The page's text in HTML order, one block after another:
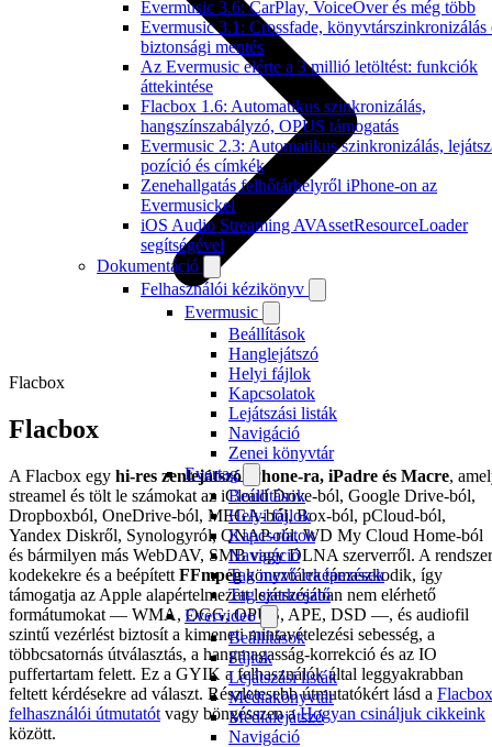
Evermusic 3.6: CarPlay, VoiceOver és még több
Evermusic 3.1: Crossfade, könyvtárszinkronizálás
biztonsági mentés
Az Evermusic elérte a 3 millió letöltést: funkciók
áttekintése
Flacbox 1.6: Automatikus szinkronizálás,
hangszínszabályzó, OPUS támogatás
Evermusic 2.3: Automatikus szinkronizálás,
pozíció és címkék
Zenehallgatás felhőtárhelyről iPhone-on az
Evermusickel
iOS Audio Streaming AVAssetResourceLoader
segítségével
Dokumentáció
Felhasználói kézikönyv
Evermusic
Beállítások
Hanglejátszó
Helyi fájlok
Kapcsolatok
Lejátszási listák
Navigáció
Zenei könyvtár
Evertag
Beállítások
Helyi fájlok
Kapcsolatok
Navigáció
Tag mező leképezések
Tag szerkesztő
Evervideo
Beállítások
Fájlok
Lejátszási listák
Médiakönyvtár
Médialejátszó
Navigáció
Flacbox
Flacbox
A Flacbox egy hi-res zenlejátszó iPhone-ra, iPadre és Macre,
streamel és tölt le számokat az iCloud Drive-ból, Google Drive-ból,
Dropboxból, OneDrive-ból, MEGA-ból, Box-ból, pCloud-ból,
Yandex Diskről, Synologyról, QNAP-ról, WD My Cloud Home-ból
és bármilyen más WebDAV, SMB vagy DLNA szerverről. A rendszer
kodekekre és a beépített FFmpegkönyvtárra támaszkodik, így
támogatja az Apple alapértelmezett lejátszójában nem elérhető
formátumokat — WMA, OGG, OPUS, APE, DSD —, és audiofil
szintű vezérlést biztosít a kimeneti mintavételezési sebesség, a
többcsatornás útválasztás, a hangmagasság-korrekció és az IO
puffertartam felett. Ez a GYIK a felhasználók által leggyakrabban
feltett kérdésekre ad választ. Részletesebb útmutatókért lásd a Flacbox
felhasználói útmutatót vagy böngésszen aHogyan csináljuk cikkeink
között.